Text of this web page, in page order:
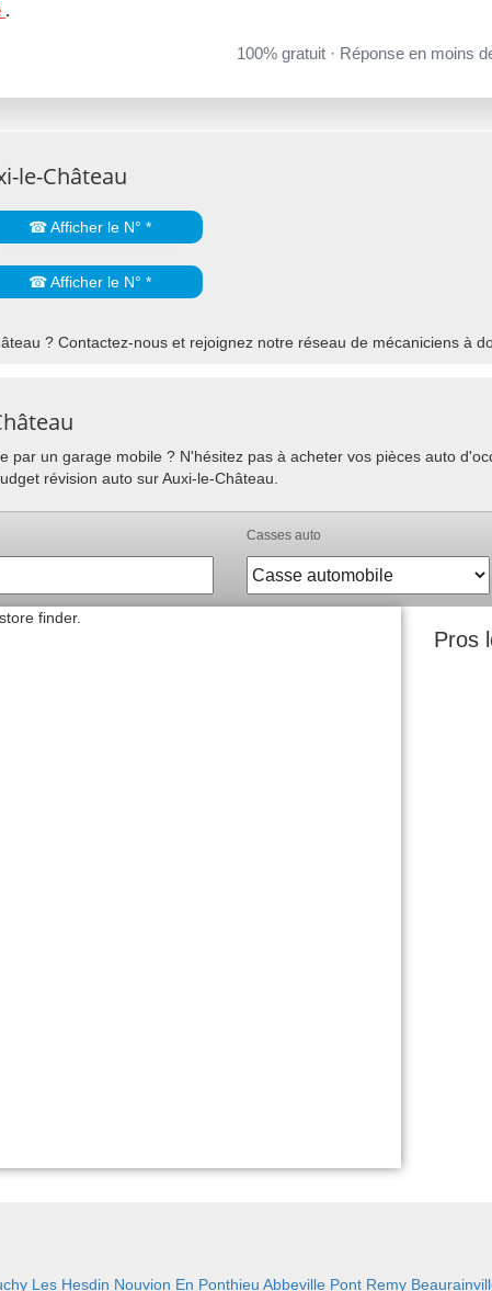
.
100% gratuit · Réponse en moins
le-Château
☎ Afficher le N° *
☎ Afficher le N° *
? Contactez-nous et rejoignez notre réseau de mécaniciens à
par un garage mobile ? N'hésitez pas à acheter vos pièces auto
révision auto sur Auxi-le-Château.
Les Hesdin Nouvion En Ponthieu Abbeville Pont Remy